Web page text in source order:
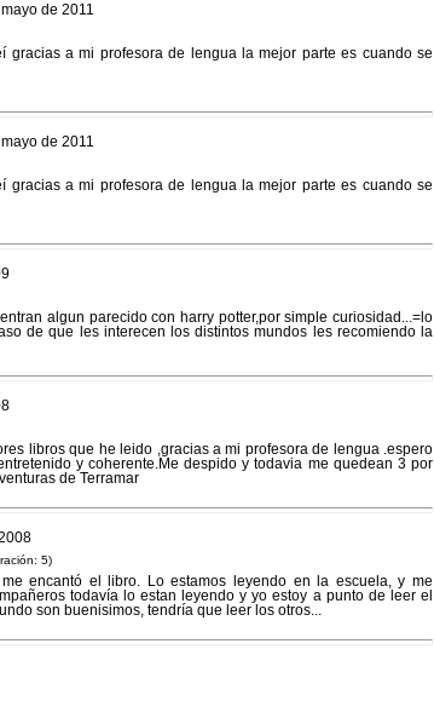
de 2011
gracias a mi profesora de lengua la mejor parte es cuando se
de 2011
gracias a mi profesora de lengua la mejor parte es cuando se
algun parecido con harry potter,por simple curiosidad...=lo
de que les interecen los distintos mundos les recomiendo la
libros que he leido ,gracias a mi profesora de lengua .espero
y coherente.Me despido y todavia me quedean 3 por
de Terramar
5)
encantó el libro. Lo estamos leyendo en la escuela, y me
todavía lo estan leyendo y yo estoy a punto de leer el
son buenisimos, tendría que leer los otros...